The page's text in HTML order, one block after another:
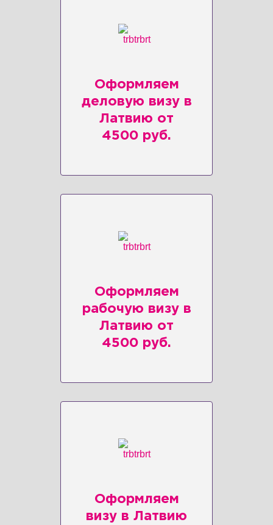
Оформляем
деловую визу в
Латвию от
4500 руб.
Оформляем
рабочую визу в
Латвию от
4500 руб.
Оформляем
визу в Латвию